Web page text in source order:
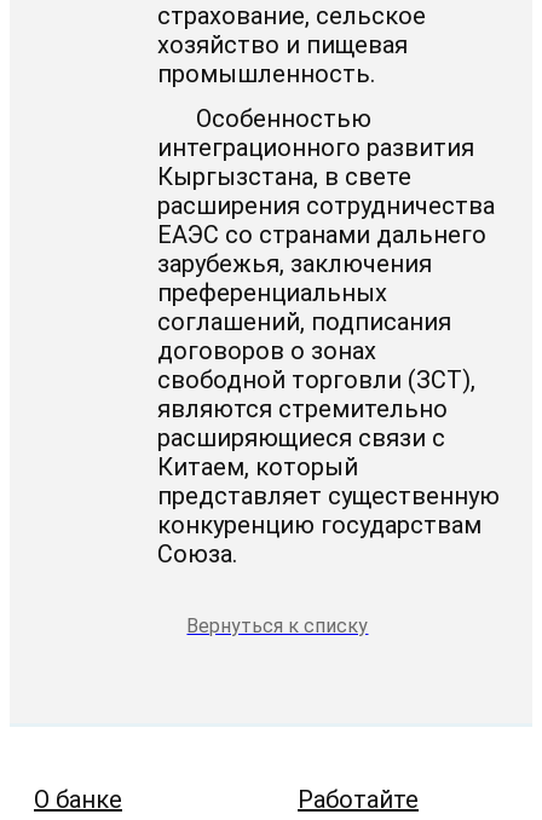
страхование, сельское
хозяйство и пищевая
промышленность.
Особенностью
интеграционного развития
Кыргызстана, в свете
расширения сотрудничества
ЕАЭС со странами дальнего
зарубежья, заключения
преференциальных
соглашений, подписания
договоров о зонах
свободной торговли (ЗСТ),
являются стремительно
расширяющиеся связи с
Китаем, который
представляет существенную
конкуренцию государствам
Союза.
Вернуться к списку
О банке
Работайте